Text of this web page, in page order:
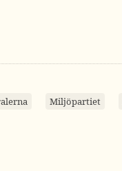
Miljöpartiet